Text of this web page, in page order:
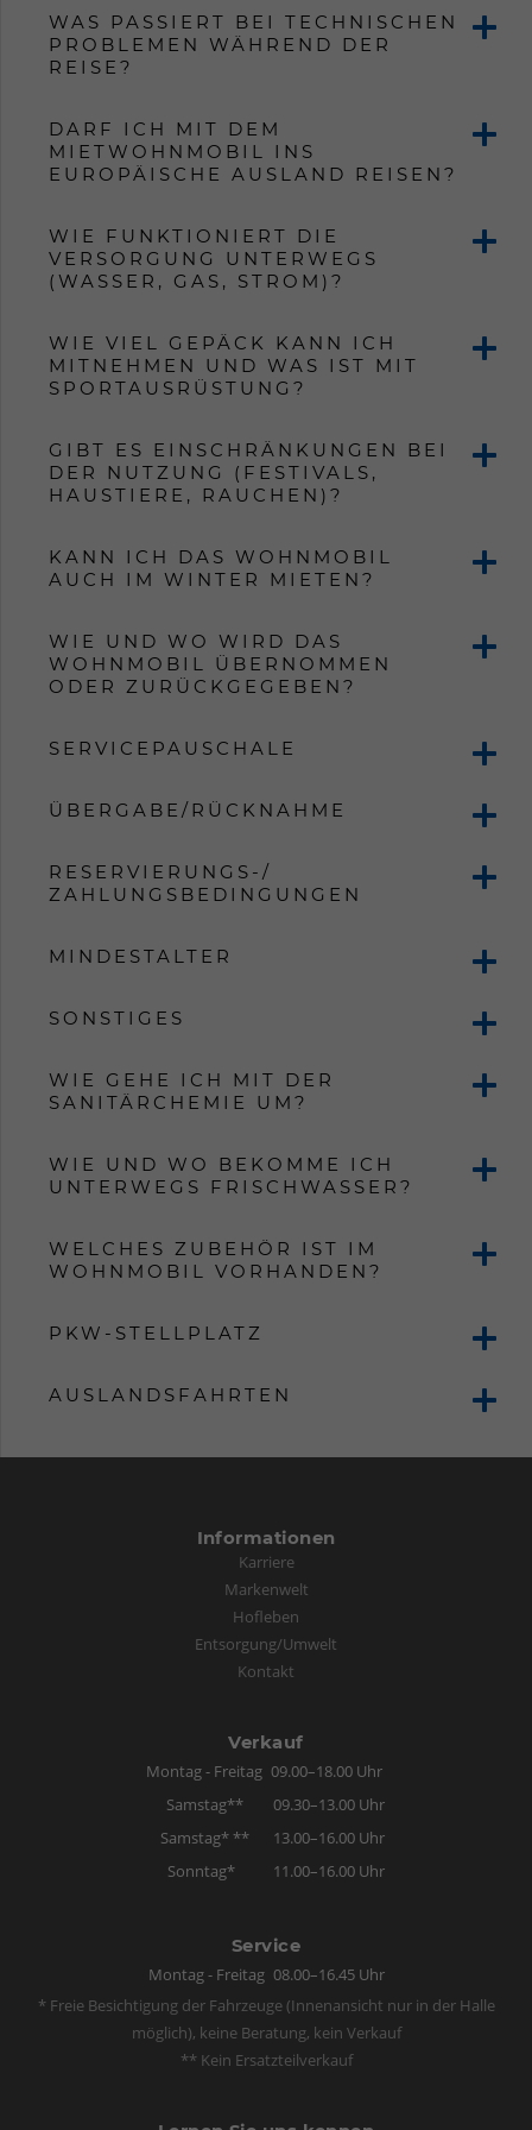
WAS PASSIERT BEI TECHNISCHEN
PROBLEMEN WÄHREND DER
REISE?
DARF ICH MIT DEM
MIETWOHNMOBIL INS
EUROPÄISCHE AUSLAND REISEN?
WIE FUNKTIONIERT DIE
VERSORGUNG UNTERWEGS
(WASSER, GAS, STROM)?
WIE VIEL GEPÄCK KANN ICH
MITNEHMEN UND WAS IST MIT
SPORTAUSRÜSTUNG?
GIBT ES EINSCHRÄNKUNGEN BEI
DER NUTZUNG (FESTIVALS,
HAUSTIERE, RAUCHEN)?
KANN ICH DAS WOHNMOBIL
AUCH IM WINTER MIETEN?
WIE UND WO WIRD DAS
WOHNMOBIL ÜBERNOMMEN
ODER ZURÜCKGEGEBEN?
SERVICEPAUSCHALE
ÜBERGABE/RÜCKNAHME
RESERVIERUNGS-/
ZAHLUNGSBEDINGUNGEN
MINDESTALTER
SONSTIGES
WIE GEHE ICH MIT DER
SANITÄRCHEMIE UM?
WIE UND WO BEKOMME ICH
UNTERWEGS FRISCHWASSER?
WELCHES ZUBEHÖR IST IM
WOHNMOBIL VORHANDEN?
PKW-STELLPLATZ
AUSLANDSFAHRTEN
Informationen
Karriere
Markenwelt
Hofleben
Entsorgung/Umwelt
Kontakt
Verkauf
Montag - Freitag 09.00–18.00 Uhr
Samstag**
09.30–13.00 Uhr
Samstag* **
13.00–16.00 Uhr
Sonntag*
11.00–16.00 Uhr
Service
Montag - Freitag 08.00–16.45 Uhr
* Freie Besichtigung der Fahrzeuge (Innenansicht nur in der Halle
möglich), keine Beratung, kein Verkauf
** Kein Ersatzteilverkauf